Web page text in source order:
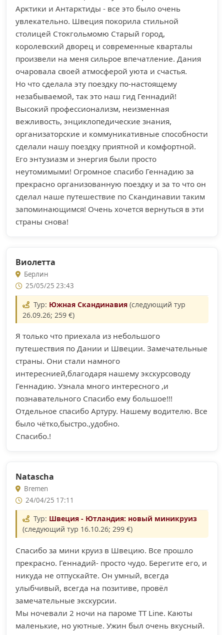
Арктики и Антарктиды - все это было очень
увлекательно. Швеция покорила стильной
столицей Стокгольмомю Старый город,
королевский дворец и современные кварталы
произвели на меня сильрое впечатление. Дания
очаровала своей атмосферой уюта и счастья.
Но что сделала эту поездку по-настоящему
незабываемой, так это наш гид Геннадий!
Высокий профессионализм, неизменная
вежливость, энциклопедические знания,
организаторские и коммуникативные способности
сделали нашу поездку приятной и комфортной.
Его энтузиазм и энергия были просто
неутомимыми! Огромное спасибо Геннадию за
прекрасно организованную поездку и за то что он
сделал наше путешествие по Скандинавии таким
запоминающимся! Очень хочется вернуться в эти
страны снова!
Виолетта
Берлин
25/05/25 23:43
Тур: Южная Скандинавия(следующий тур
26.09.26; 259 €)
Я только что приехала из небольшого
путешествия по Дании и Швеции. Замечательные
страны. Они стали намного
интереснией,благодаря нашему экскурсоводу
Геннадию. Узнала много интересного ,и
познавательного Спасибо ему большое!!!
Отдельное спасибо Артуру. Нашему водителю. Все
было чётко,быстро.,удобно.
Спасибо.!
Natascha
Bremen
24/04/25 17:11
Тур: Швеция - Ютландия: новый миникруиз
(следующий тур 16.10.26; 299 €)
Спасибо за мини круиз в Швецию. Все прошло
прекрасно. Геннадий- просто чудо. Берегите его, и
никуда не отпускайте. Он умный, всегда
улыбчивый, всегда на позитиве, провёл
замечательные экскурсии.
Мы ночевали 2 ночи на пароме ТТ Line. Каюты
маленькие, но уютные. Ужин был очень вкусный.